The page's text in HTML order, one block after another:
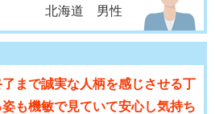
北海道 男性
まで誠実な人柄を感じさせる丁
も機敏で見ていて安心し気持ち